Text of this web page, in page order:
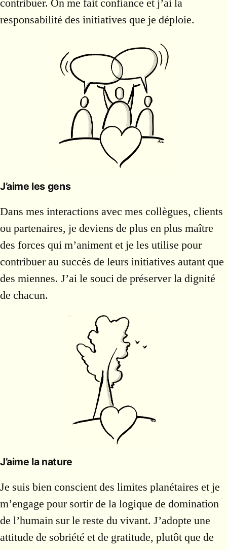
responsabilité des initiatives que je déploie.
J’aime les gens
Dans mes interactions avec mes collègues, clients
ou partenaires, je deviens de plus en plus maître
des forces qui m’animent et je les utilise pour
contribuer au succès de leurs initiatives autant que
des miennes. J’ai le souci de préserver la dignité
de chacun.
J’aime la nature
Je suis bien conscient des limites planétaires et je
m’engage pour sortir de la logique de domination
de l’humain sur le reste du vivant. J’adopte une
attitude de sobriété et de gratitude, plutôt que de